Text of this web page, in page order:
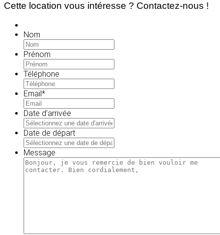
Cette location vous intéresse ? Contactez-nous !
Nom
Prénom
Téléphone
Email*
Date d'arrivée
JJ
slash
AAAA
Date de départ
JJ
slash
Message